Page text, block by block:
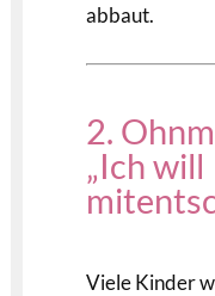
abbaut.
2.
„Ich will
Viele Kinder